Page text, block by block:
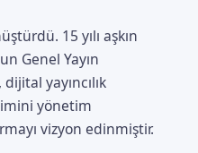
15 yılı aşkın
Genel Yayın
yayıncılık
yönetim
vizyon edinmiştir.